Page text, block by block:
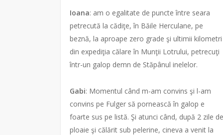
Ioana: am o egalitate de puncte între seara
petrecută la cădiţe, în Băile Herculane, pe
beznă, la aproape zero grade şi ultimii kilometri
din expediţia călare în Munţii Lotrului, petrecuţi
într-un galop demn de Stăpânul inelelor.
Gabi: Momentul când m-am convins şi l-am
convins pe Fulger să pornească în galop e
foarte sus pe listă. Şi atunci când, după 2 zile de
ploaie şi călărit sub pelerine, cineva a venit la